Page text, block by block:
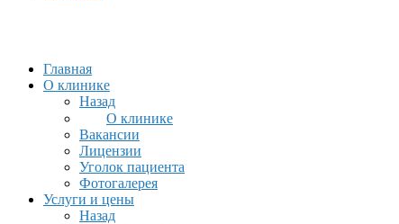
Главная
О клинике
Назад
О клинике
Вакансии
Лицензии
Уголок пациента
Фотогалерея
Услуги и цены
Назад